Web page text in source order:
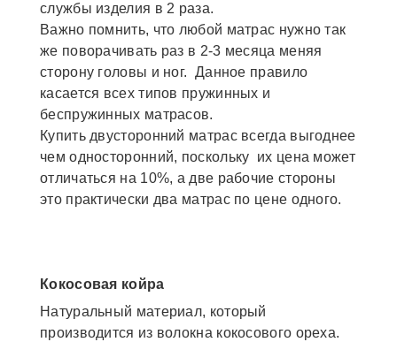
службы изделия в 2 раза.
Важно помнить, что любой матрас нужно так
же поворачивать раз в 2-3 месяца меняя
сторону головы и ног. Данное правило
касается всех типов пружинных и
беспружинных матрасов.
Купить двусторонний матрас всегда выгоднее
чем односторонний, поскольку их цена может
отличаться на 10%, а две рабочие стороны
это практически два матрас по цене одного.
Кокосовая койра
Натуральный материал, который
производится из волокна кокосового ореха.